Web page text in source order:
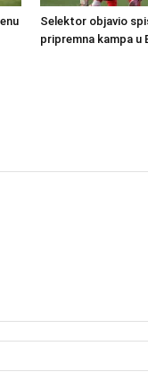
Selektor objavio
pripremna kampa u